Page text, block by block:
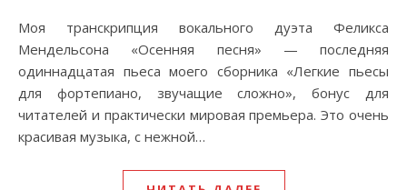
Моя транскрипция вокального дуэта Феликса
Мендельсона «Осенняя песня» — последняя
одиннадцатая пьеса моего сборника «Легкие пьесы
для фортепиано, звучащие сложно», бонус для
читателей и практически мировая премьера. Это очень
красивая музыка, с нежной…